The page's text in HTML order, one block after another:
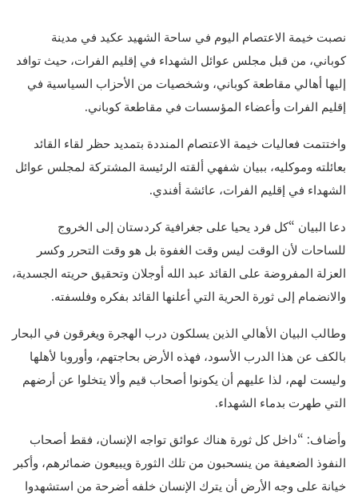
نصبت خيمة الاعتصام اليوم في ساحة الشهيد عكيد في مدينة
كوباني، من قبل مجلس عوائل الشهداء في إقليم الفرات، حيث توافد
إليها أهالي مقاطعة كوباني، وشخصيات من الأحزاب السياسية في
إقليم الفرات وأعضاء المؤسسات في مقاطعة كوباني.
واختتمت فعاليات خيمة الاعتصام المنددة بتمديد حظر لقاء القائد
بعائلته وموكليه، ببيان شفهي ألقته الرئيسة المشتركة لمجلس عوائل
الشهداء في إقليم الفرات، عائشة أفندي.
دعا البيان “كل فرد يحيا على جغرافية كردستان إلى الخروج
للساحات لأن الوقت ليس وقت الغفوة بل هو وقت التحرر وكسر
العزلة المفروضة على القائد عبد الله أوجلان وتحقيق حريته الجسدية،
والانضمام إلى ثورة الحرية التي أعلنها القائد بفكره وفلسفته.
وطالب البيان الأهالي الذين يسلكون درب الهجرة ويغرقون في البحار
بالكف عن هذا الدرب الأسود، فهذه الأرض بحاجتهم، وأوروبا لأهلها
وليست لهم، لذا عليهم أن يكونوا أصحاب قيم وألا يتخلوا عن أرضهم
التي طهرت بدماء الشهداء.
وأضاف: “داخل كل ثورة هناك عوائق تواجه الإنسان، فقط أصحاب
النفوذ الضعيفة من ينسحبون من تلك الثورة ويبيعون ضمائرهم، وأكبر
خيانة على وجه الأرض أن يترك الإنسان خلفه أضرحة من استشهدوا